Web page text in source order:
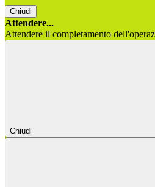
Chiudi
Attendere...
Attendere il completamento
Chiudi